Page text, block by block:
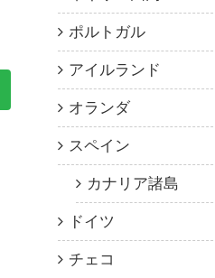
ポルトガル
アイルランド
オランダ
スペイン
カナリア諸島
ドイツ
チェコ